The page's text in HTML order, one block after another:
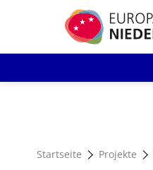
Startseite Projekte